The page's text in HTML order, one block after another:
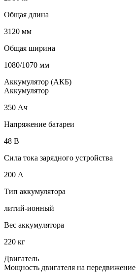
Общая длина
3120 мм
Общая ширина
1080/1070 мм
Аккумулятор (АКБ)
Аккумулятор
350 Ач
Напряжение батареи
48 B
Сила тока зарядного устройства
200 А
Тип аккумулятора
литий-ионный
Вес аккумулятора
220 кг
Двигатель
Мощность двигателя на передвижение